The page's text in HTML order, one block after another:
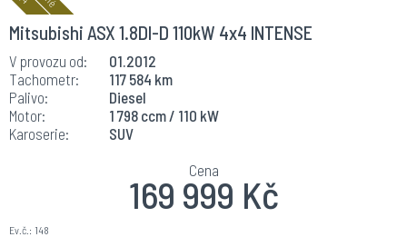
Mitsubishi ASX 1.8DI-D 110kW 4x4 INTENSE
V provozu od:
01.2012
Tachometr:
117 584 km
Palivo:
Diesel
Motor:
1 798 ccm / 110 kW
Karoserie:
SUV
Ev.č.: 148
Cena
169 999 Kč